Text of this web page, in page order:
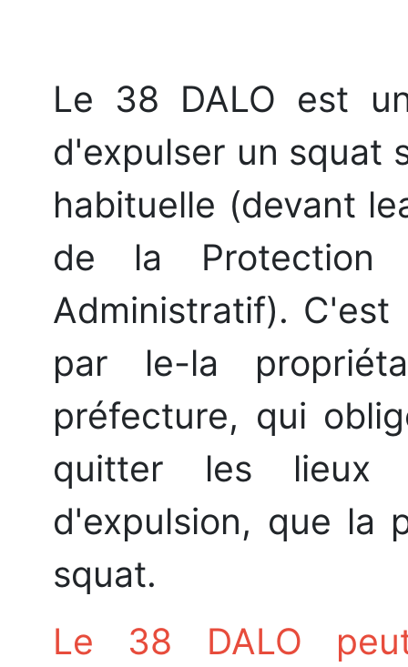
Le 38 DALO est
d'expulser un squat
habituelle (devant
de la Protection
Administratif). C'est
par le-la
préfecture, qui
quitter les lieux
d'expulsion, que la
squat.
Le 38 DALO